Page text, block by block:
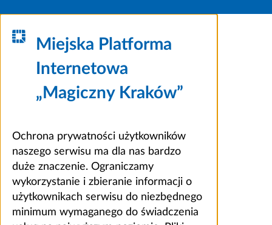
Miejska Platforma
Internetowa
„Magiczny Kraków”
Ochrona prywatności użytkowników
naszego serwisu ma dla nas bardzo
duże znaczenie. Ograniczamy
wykorzystanie i zbieranie informacji o
użytkownikach serwisu do niezbędnego
minimum wymaganego do świadczenia